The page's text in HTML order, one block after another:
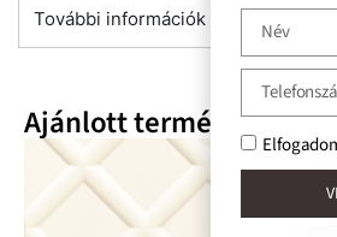
További információk
Ajánlott termékek